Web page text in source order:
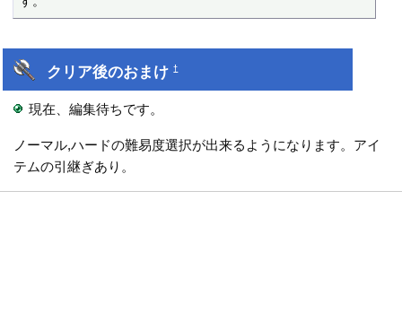
クリア後のおまけ†
現在、編集待ちです。
ノーマル,ハードの難易度選択が出来るようになります。アイ
テムの引継ぎあり。